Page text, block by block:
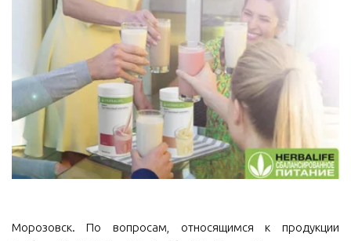
Морозовск. По вопросам, относящимся к продукции